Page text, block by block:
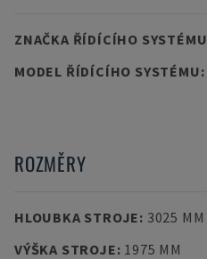
ZNAČKA ŘÍDÍCÍHO SYSTÉMU
MODEL ŘÍDÍCÍHO SYSTÉMU:
ROZMĚRY
HLOUBKA STROJE: 3025 MM
VÝŠKA STROJE: 1975 MM